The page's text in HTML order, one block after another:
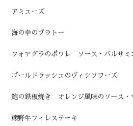
アミューズ
海の幸のプラトー
フォアグラのポワレ ソース・バルサミ
ゴールドラッシュのヴィシソワーズ
鮑の鉄板焼き オレンジ風味のソース・
熊野牛フィレステーキ